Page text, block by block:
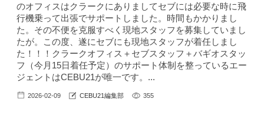
のオフィスはクラークにありましてセブには必要な時に飛
行機乗って出張でサポートしました。時間もかかりまし
た。その不便を克服すべく現地スタッフを募集していまし
たが。この度、遂にセブにも現地スタッフが着任しまし
た！！！クラークオフィス＋セブスタッフ＋バギオスタッ
フ（今月15日着任予定）のサポート体制を整っているエー
ジェントはCEBU21が唯一です。...
2026-02-09 CEBU21編集部 355